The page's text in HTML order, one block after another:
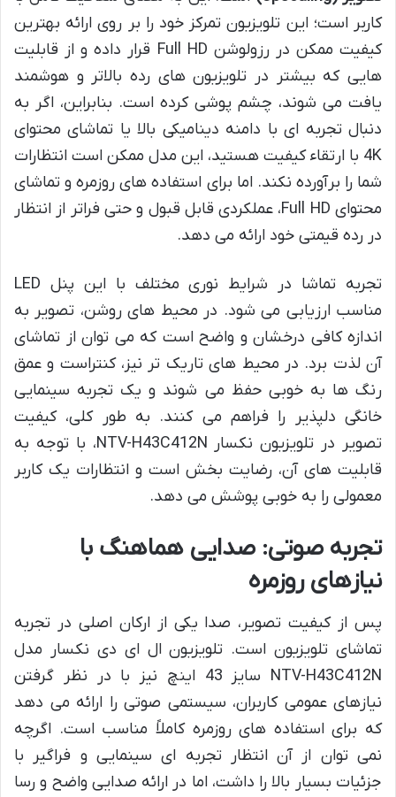
کاربر است؛ این تلویزیون تمرکز خود را بر روی ارائه بهترین
کیفیت ممکن در رزولوشن Full HD قرار داده و از قابلیت
هایی که بیشتر در تلویزیون های رده بالاتر و هوشمند
یافت می شوند، چشم پوشی کرده است. بنابراین، اگر به
دنبال تجربه ای با دامنه دینامیکی بالا یا تماشای محتوای
4K با ارتقاء کیفیت هستید، این مدل ممکن است انتظارات
شما را برآورده نکند. اما برای استفاده های روزمره و تماشای
محتوای Full HD، عملکردی قابل قبول و حتی فراتر از انتظار
در رده قیمتی خود ارائه می دهد.
تجربه تماشا در شرایط نوری مختلف با این پنل LED
مناسب ارزیابی می شود. در محیط های روشن، تصویر به
اندازه کافی درخشان و واضح است که می توان از تماشای
آن لذت برد. در محیط های تاریک تر نیز، کنتراست و عمق
رنگ ها به خوبی حفظ می شوند و یک تجربه سینمایی
خانگی دلپذیر را فراهم می کنند. به طور کلی، کیفیت
تصویر در تلویزیون نکسار NTV-H43C412N، با توجه به
قابلیت های آن، رضایت بخش است و انتظارات یک کاربر
معمولی را به خوبی پوشش می دهد.
تجربه صوتی: صدایی هماهنگ با
نیازهای روزمره
پس از کیفیت تصویر، صدا یکی از ارکان اصلی در تجربه
تماشای تلویزیون است. تلویزیون ال ای دی نکسار مدل
NTV-H43C412N سایز 43 اینچ نیز با در نظر گرفتن
نیازهای عمومی کاربران، سیستمی صوتی را ارائه می دهد
که برای استفاده های روزمره کاملاً مناسب است. اگرچه
نمی توان از آن انتظار تجربه ای سینمایی و فراگیر با
جزئیات بسیار بالا را داشت، اما در ارائه صدایی واضح و رسا